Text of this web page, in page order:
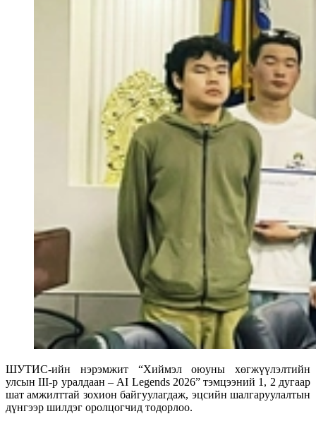
ШУТИС-ийн нэрэмжит “Хиймэл оюуны хөгжүүлэлтийн
улсын III-р уралдаан – AI Legends 2026” тэмцээний 1, 2 дугаар
шат амжилттай зохион байгуулагдаж, эцсийн шалгаруулалтын
дүнгээр шилдэг оролцогчид тодорлоо.